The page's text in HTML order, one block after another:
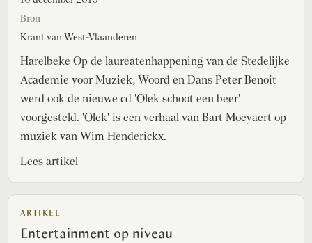
Bron
Krant van West-Vlaanderen
Harelbeke Op de laureatenhappening van de Stedelijke
Academie voor Muziek, Woord en Dans Peter Benoit
werd ook de nieuwe cd 'Olek schoot een beer'
voorgesteld. 'Olek' is een verhaal van Bart Moeyaert op
muziek van Wim Henderickx.
Lees artikel
ARTIKEL
Entertainment op niveau